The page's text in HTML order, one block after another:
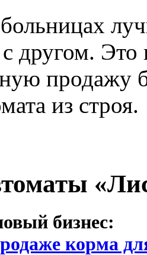
другом. Это
продажу
из строя.
бизнес:
корма